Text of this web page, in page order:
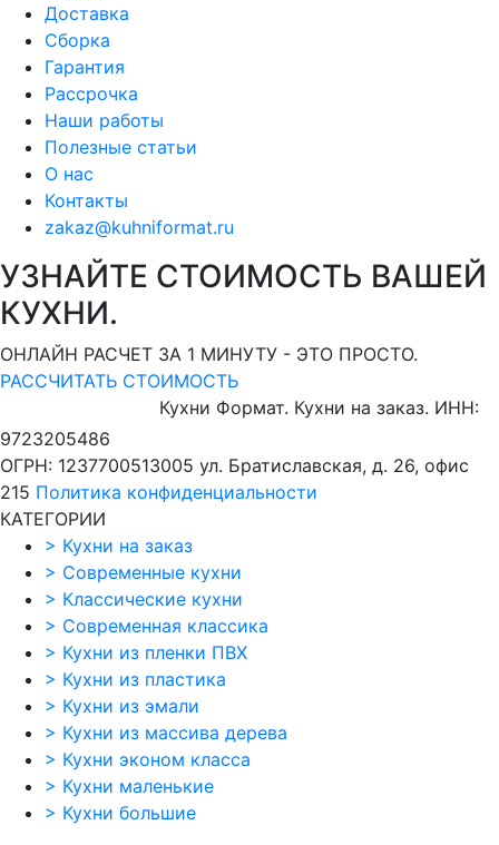
Доставка
Сборка
Гарантия
Рассрочка
Наши работы
Полезные статьи
О нас
Контакты
zakaz@kuhniformat.ru
УЗНАЙТЕ СТОИМОСТЬ ВАШЕЙ
КУХНИ.
ОНЛАЙН РАСЧЕТ ЗА 1 МИНУТУ - ЭТО ПРОСТО.
РАССЧИТАТЬ СТОИМОСТЬ
Кухни Формат. Кухни на заказ. ИНН:
9723205486
ОГРН: 1237700513005 ул. Братиславская, д. 26, офис
215 Политика конфиденциальности
КАТЕГОРИИ
> Кухни на заказ
> Современные кухни
> Классические кухни
> Современная классика
> Кухни из пленки ПВХ
> Кухни из пластика
> Кухни из эмали
> Кухни из массива дерева
> Кухни эконом класса
> Кухни маленькие
> Кухни большие